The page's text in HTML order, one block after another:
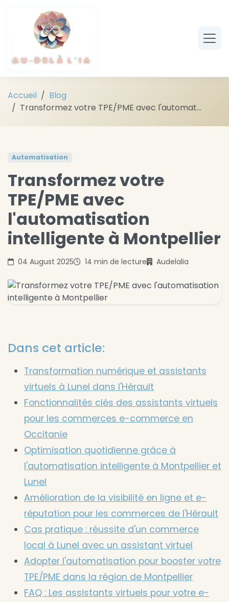
Aller au contenu principal
Accueil
Blog
Transformez votre TPE/PME avec l'automat...
Automatisation
Transformez votre
TPE/PME avec
l'automatisation
intelligente à Montpellier
04 August 2025 14 min de lecture Audelalia
Dans cet article:
Transformation numérique et assistants
virtuels à Lunel dans l'Hérault
Fonctionnalités clés des assistants virtuels
pour les commerces e-commerce en
Occitanie
Optimisation quotidienne grâce à
l'automatisation intelligente à Montpellier et
Lunel
Amélioration de la visibilité en ligne et e-
réputation pour les commerces de l'Hérault
Cas pratique : réussite d'un commerce
local à Lunel avec un assistant virtuel
Adopter l'automatisation pour booster votre
TPE/PME dans la région de Montpellier
FAQ : Les assistants virtuels pour votre e-